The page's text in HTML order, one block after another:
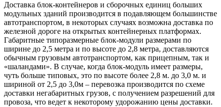
Доставка блок-контейнеров и сборочных единиц больших
модульных зданий производится в подавляющем большинстве
автотранспортом, в некоторых случаях возможна доставка по
железной дороге на открытых контейнерных платформах.
Габаритные типоразмерные блок-модули размерами по
ширине до 2,5 метра и по высоте до 2,8 метра, доставляются
обычным грузовым автотранспортом, как прицепным, так и
«шаландами». В случае, когда блок-модуль имеет размеры,
чуть больше типовых, это по высоте более 2,8 м. до 3,0 м. и
шириной от 2,5 до 3,0м – перевозка производится по схеме
доставки негабаритных грузов, с получением разрешений для
провоза, что ведет к некоторому удорожанию цены доставки.